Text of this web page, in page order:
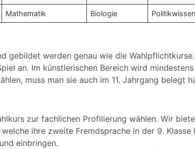
Mathematik Biologie
gebildet werden genau wie die
an. Im künstlerischen Bereich wird
muss man sie auch im 11. Jahrgang belegt
zur fachlichen Profilierung wählen. Wir
ihre zweite Fremdsprache in der 9.
einbringen.